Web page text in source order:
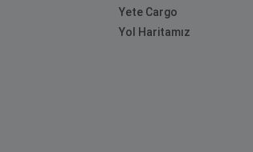
Yete Cargo
Yol Haritamız